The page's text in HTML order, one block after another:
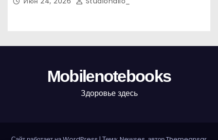
Mobilenotebooks
Здоровье здесь